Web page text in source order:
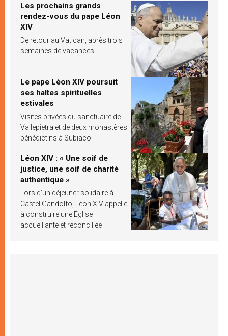
Les prochains grands
rendez-vous du pape Léon
XIV
De retour au Vatican, après trois
semaines de vacances
Le pape Léon XIV poursuit
ses haltes spirituelles
estivales
Visites privées du sanctuaire de
Vallepietra et de deux monastères
bénédictins à Subiaco
Léon XIV : « Une soif de
justice, une soif de charité
authentique »
Lors d’un déjeuner solidaire à
Castel Gandolfo, Léon XIV appelle
à construire une Église
accueillante et réconciliée